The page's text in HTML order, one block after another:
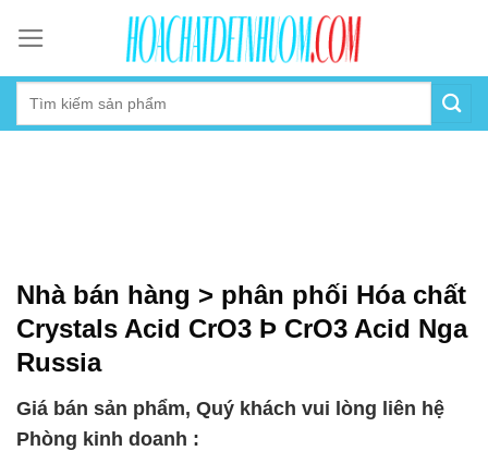
content
Nhà bán hàng > phân phối Hóa chất
Crystals Acid CrO3 Þ CrO3 Acid Nga
Russia
Giá bán sản phẩm, Quý khách vui lòng liên hệ
Phòng kinh doanh :